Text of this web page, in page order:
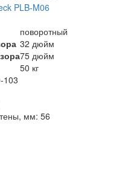
PLB-M06
поворотный
32 дюйм
75 дюйм
50 кг
103
мм: 56